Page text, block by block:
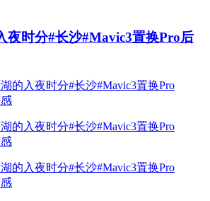
夜时分#长沙#Mavic3置换Pro后